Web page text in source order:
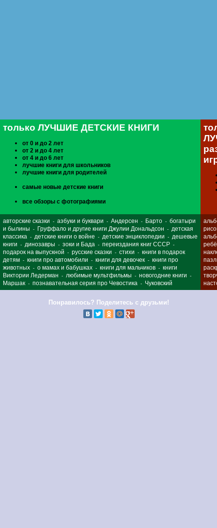
только ЛУЧШИЕ ДЕТСКИЕ КНИГИ
от 0 и до 2 лет
от 2 и до 4 лет
от 4 и до 6 лет
лучшие книги для школьников
лучшие книги для родителей
самые новые детские книги
все обзоры с фотографиями
авторские сказки - азбуки и буквари - Андерсен - Барто - богатыри
и былины - Груффало и другие книги Джулии Дональдсон - детская
классика - детские книги о войне - детские энциклопедии - дешевые
книги - динозавры - зоки и Бада - переиздания книг СССР -
подарок на выпускной - русские сказки - стихи - книги в подарок
детям - книги про автомобили - книги для девочек - книги про
животных - о мамах и бабушках - книги для мальчиков - книги
Виктории Ледерман - любимые мультфильмы - новогодние книги -
Маршак - познавательная серия про Чевостика - Чуковский
Понравилось? Поделитесь с друзьми!